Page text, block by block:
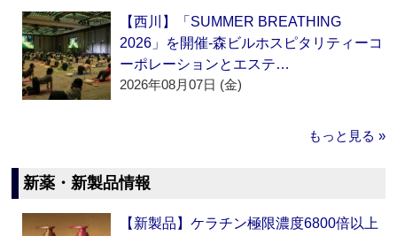
【西川】「SUMMER BREATHING
2026」を開催‐森ビルホスピタリティーコ
ーポレーションとエステ…
2026年08月07日 (金)
もっと見る »
新薬・新製品情報
【新製品】ケラチン極限濃度6800倍以上